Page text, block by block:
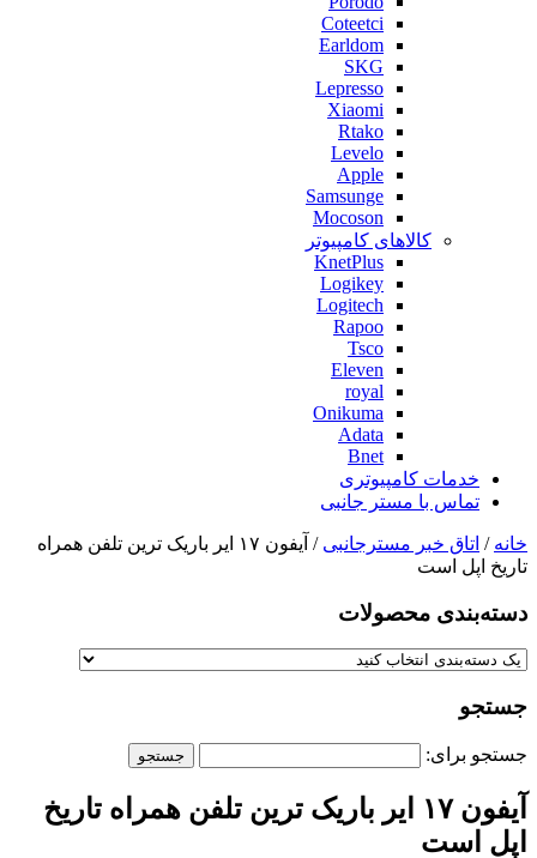
Coteetci
Earldom
SKG
Lepresso
Xiaomi
Rtako
Levelo
Apple
Samsunge
Mocoson
کالاهای کامپیوتر
KnetPlus
Logikey
Logitech
Rapoo
Tsco
Eleven
royal
Onikuma
Adata
Bnet
خدمات کامپیوتری
تماس با مستر جانبی
خانه / اتاق خبر مسترجانبی
/ آیفون ۱۷ ایر باریک ترین تلفن همراه
تاریخ اپل است
دسته‌بندی‌ محصولات
جستجو
جستجو برای:
آیفون ۱۷ ایر باریک ترین تلفن همراه تاریخ
اپل است